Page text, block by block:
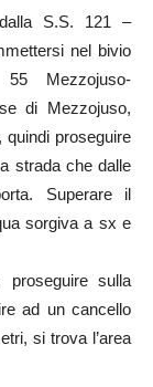
S.S. 121 –
nel bivio
Mezzojuso-
di Mezzojuso,
quindi proseguire
strada che dalle
Superare il
sorgiva a sx e
proseguire sulla
ad un cancello
si trova l’area